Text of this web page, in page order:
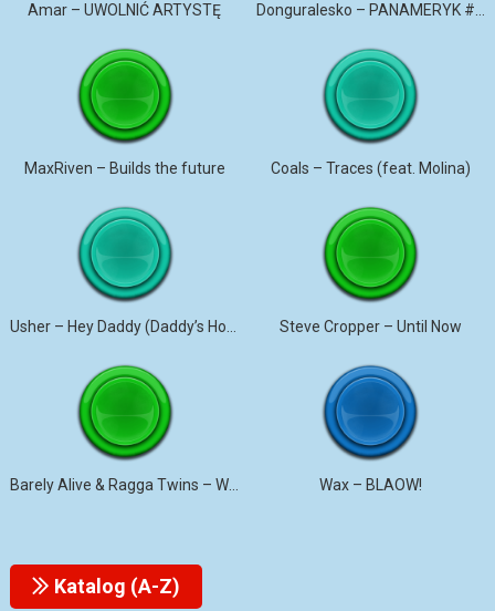
Amar – UWOLNIĆ ARTYSTĘ
MaxRiven – Builds the future Coals – Traces (feat. Molina)
Steve Cropper – Until Now
Barely Alive & Ragga Twins – We Set It Wax – BLAOW!
Katalog (A-Z)